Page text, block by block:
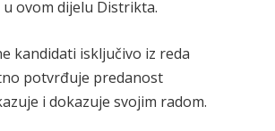
ovom dijelu Distrikta.
kandidati isključivo iz reda
potvrđuje predanost
i dokazuje svojim radom.